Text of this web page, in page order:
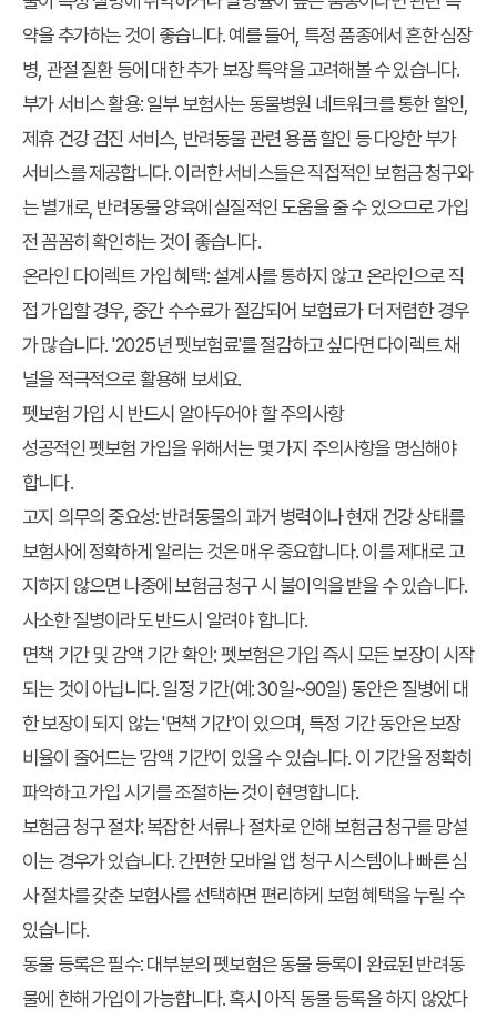
약을 추가하는 것이 좋습니다. 예를 들어, 특정 품종에서 흔한 심장
병, 관절 질환 등에 대한 추가 보장 특약을 고려해볼 수 있습니다.
부가 서비스 활용: 일부 보험사는 동물병원 네트워크를 통한 할인,
제휴 건강 검진 서비스, 반려동물 관련 용품 할인 등 다양한 부가
서비스를 제공합니다. 이러한 서비스들은 직접적인 보험금 청구와
는 별개로, 반려동물 양육에 실질적인 도움을 줄 수 있으므로 가입
전 꼼꼼히 확인하는 것이 좋습니다.
온라인 다이렉트 가입 혜택: 설계사를 통하지 않고 온라인으로 직
접 가입할 경우, 중간 수수료가 절감되어 보험료가 더 저렴한 경우
가 많습니다. '2025년 펫보험료'를 절감하고 싶다면 다이렉트 채
널을 적극적으로 활용해 보세요.
펫보험 가입 시 반드시 알아두어야 할 주의사항
성공적인 펫보험 가입을 위해서는 몇 가지 주의사항을 명심해야
합니다.
고지 의무의 중요성: 반려동물의 과거 병력이나 현재 건강 상태를
보험사에 정확하게 알리는 것은 매우 중요합니다. 이를 제대로 고
지하지 않으면 나중에 보험금 청구 시 불이익을 받을 수 있습니다.
사소한 질병이라도 반드시 알려야 합니다.
면책 기간 및 감액 기간 확인: 펫보험은 가입 즉시 모든 보장이 시작
되는 것이 아닙니다. 일정 기간(예: 30일~90일) 동안은 질병에 대
한 보장이 되지 않는 '면책 기간'이 있으며, 특정 기간 동안은 보장
비율이 줄어드는 '감액 기간'이 있을 수 있습니다. 이 기간을 정확히
파악하고 가입 시기를 조절하는 것이 현명합니다.
보험금 청구 절차: 복잡한 서류나 절차로 인해 보험금 청구를 망설
이는 경우가 있습니다. 간편한 모바일 앱 청구 시스템이나 빠른 심
사 절차를 갖춘 보험사를 선택하면 편리하게 보험 혜택을 누릴 수
있습니다.
동물 등록은 필수: 대부분의 펫보험은 동물 등록이 완료된 반려동
물에 한해 가입이 가능합니다. 혹시 아직 동물 등록을 하지 않았다